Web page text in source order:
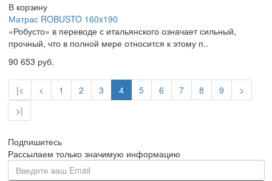
В корзину
Матрас ROBUSTO 160x190
«Робусто» в переводе с итальянского означает сильный,
прочный, что в полной мере относится к этому п..
90 653 руб.
|< < 1 2 3 4 5 6 7 8 9
>
>|
Подпишитесь
Рассылаем только значимую информацию